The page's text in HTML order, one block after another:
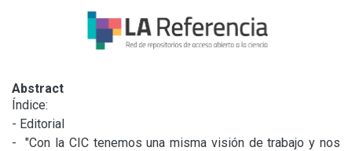
Abstract
Índice:
- Editorial
-  "Con la CIC tenemos una misma visión de trabajo y nos